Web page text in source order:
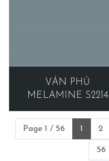
VÁN PHỦ
MELAMINE S2214
Page 1 / 56 1 2
56